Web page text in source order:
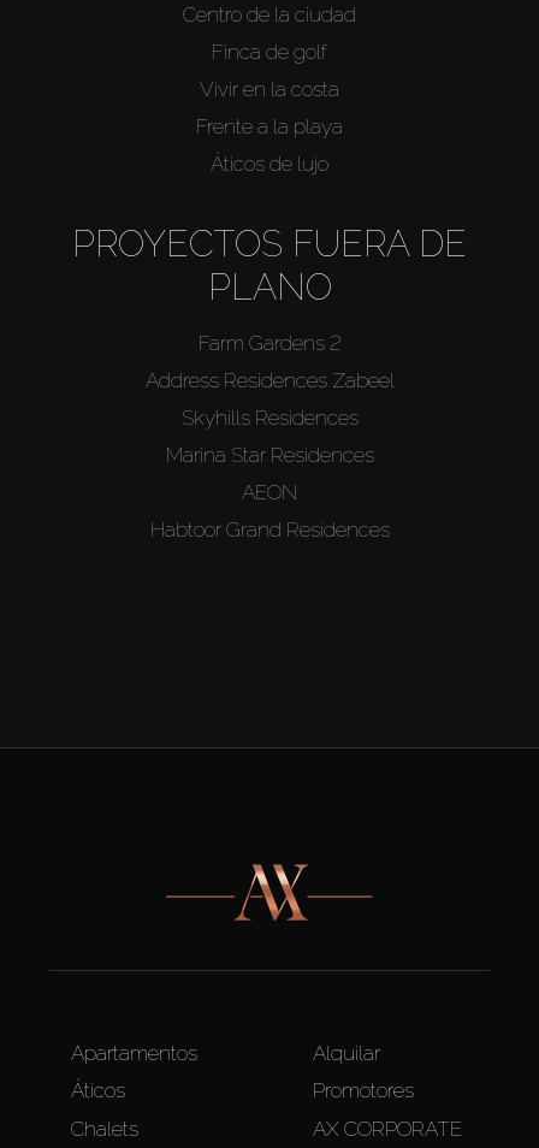
Centro de la ciudad
Finca de golf
Vivir en la costa
Frente a la playa
Áticos de lujo
PROYECTOS FUERA DE
PLANO
Farm Gardens 2
Address Residences Zabeel
Skyhills Residences
Marina Star Residences
AEON
Habtoor Grand Residences
Apartamentos
Áticos
Chalets
Alquilar
Promotores
AX CORPORATE